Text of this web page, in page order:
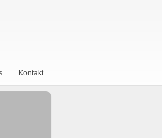
Kontakt